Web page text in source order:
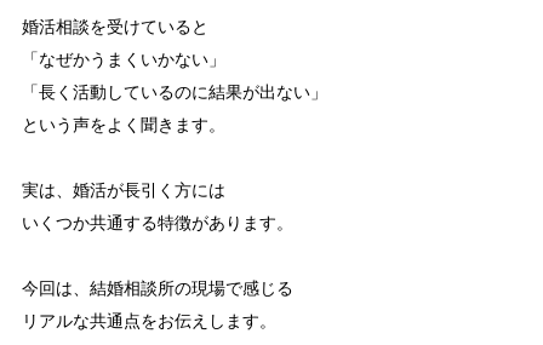
婚活相談を受けていると
「なぜかうまくいかない」
「長く活動しているのに結果が出ない」
という声をよく聞きます。
実は、婚活が長引く方には
いくつか共通する特徴があります。
今回は、結婚相談所の現場で感じる
リアルな共通点をお伝えします。